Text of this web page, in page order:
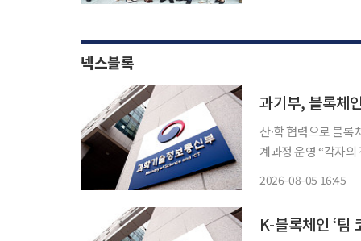
넥스블록
과기부, 블록체
산∙학 협력으로 블
계과정 운영 “각자의 전문성
2026-08-05 16:45